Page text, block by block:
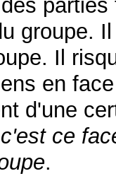
groupe.
Il
en
d'une
c'est ce
.